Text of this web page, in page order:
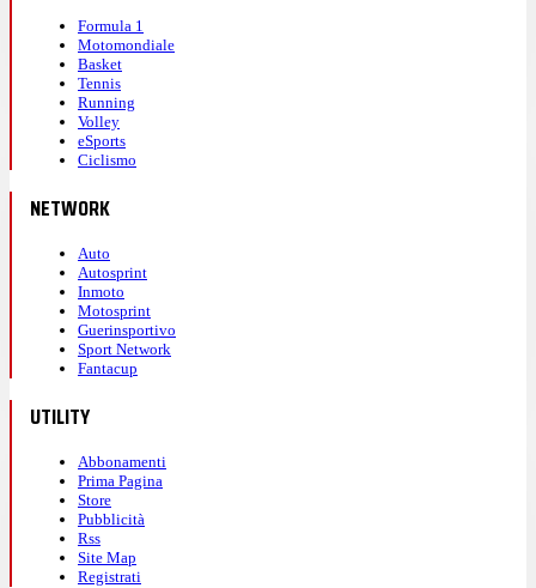
Formula 1
Motomondiale
Basket
Tennis
Running
Volley
eSports
Ciclismo
NETWORK
Auto
Autosprint
Inmoto
Motosprint
Guerinsportivo
Sport Network
Fantacup
UTILITY
Abbonamenti
Prima Pagina
Store
Pubblicità
Rss
Site Map
Registrati